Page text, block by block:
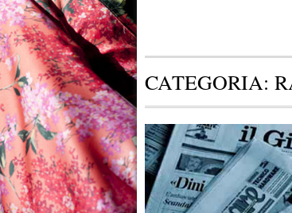
CATEGORIA: